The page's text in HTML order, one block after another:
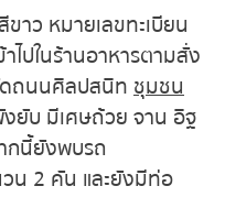
าว หมายเลขทะเบียน
ปในร้านอาหารตาม
รตัดถนนศิลปสนิท
นต์พังยับ มีเศษถ้วย
นอกจากนี้ยังพบรถ
น 2 คัน และยังมีท่อ